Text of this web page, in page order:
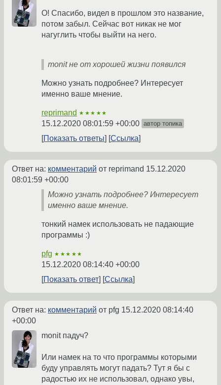
О! Спасибо, видел в прошлом это название,
потом забыл. Сейчас вот никак не мог
нагуглить чтобы выйти на него.
monit не от хорошей жизни появился
Можно узнать подробнее? Интересует
именно ваше мнение.
reprimand ★★★★★
15.12.2020 08:01:59 +00:00 автор топика
Показать ответы Ссылка
Ответ на: комментарий от reprimand 15.12.2020
08:01:59 +00:00
Можно узнать подробнее? Интересует
именно ваше мнение.
тонкий намек использовать не падающие
программы :)
pfg ★★★★★
15.12.2020 08:14:40 +00:00
Показать ответ
Ссылка
Ответ на: комментарий от pfg 15.12.2020 08:14:40
+00:00
monit падуч?
Или намек на то что программы которыми
буду управлять могут падать? Тут я бы с
радостью их не использовал, однако увы,